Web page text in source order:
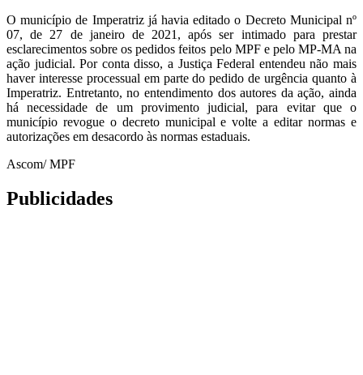
O município de Imperatriz já havia editado o Decreto Municipal nº
07, de 27 de janeiro de 2021, após ser intimado para prestar
esclarecimentos sobre os pedidos feitos pelo MPF e pelo MP-MA na
ação judicial. Por conta disso, a Justiça Federal entendeu não mais
haver interesse processual em parte do pedido de urgência quanto à
Imperatriz. Entretanto, no entendimento dos autores da ação, ainda
há necessidade de um provimento judicial, para evitar que o
município revogue o decreto municipal e volte a editar normas e
autorizações em desacordo às normas estaduais.
Ascom/ MPF
Publicidades